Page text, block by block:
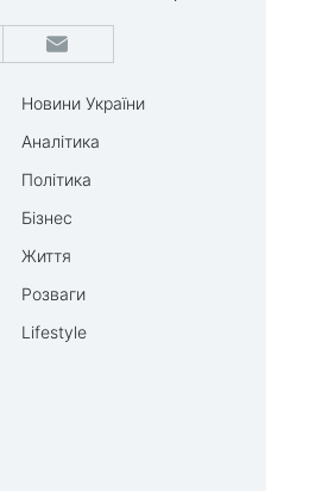
Новини України
Аналітика
Політика
Бізнес
Життя
Розваги
Lifestyle